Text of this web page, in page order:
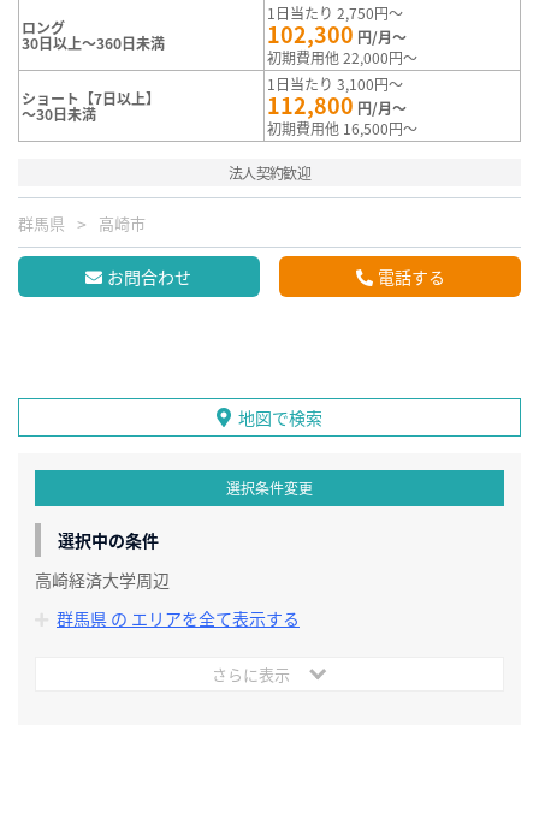
ロング
30日以上～360日未満
1日当たり 2,750円～
102,300 円/月～
初期費用他 22,000円～
ショート【7日以上】
～30日未満
1日当たり 3,100円～
112,800 円/月～
初期費用他 16,500円～
法人契約歓迎
群馬県 高崎市
お問合わせ 電話する
地図で検索
選択条件変更
選択中の条件
高崎経済大学周辺
群馬県 の エリアを全て表示する
さらに表示